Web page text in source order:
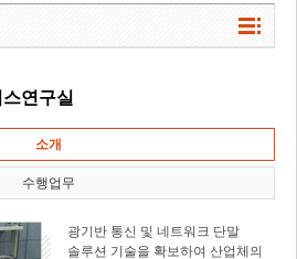
연구실
소개
수행업무
광기반 통신 및 네트워크 단말
솔루션 기술을 확보하여 산업체의